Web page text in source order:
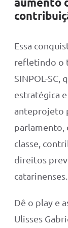
Essa
refletindo o
SINPOL-SC,
estratégica
anteprojeto
parlamento,
classe,
direitos
catarinenses.
Dê o play e
Ulisses